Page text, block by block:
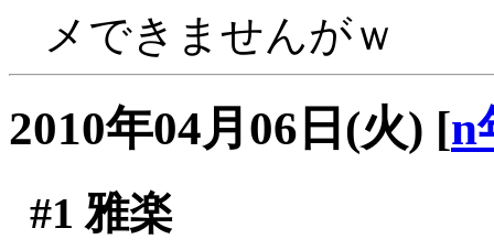
メできませんがｗ
2010年04月06日(火) [n
#1 雅楽